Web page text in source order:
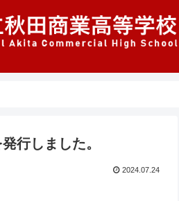
行しました。
2024.07.24